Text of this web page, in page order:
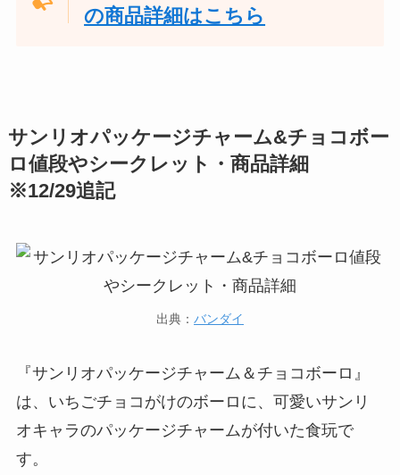
の商品詳細はこちら
サンリオパッケージチャーム&チョコボー
ロ値段やシークレット・商品詳細
※12/29追記
出典： バンダイ
『サンリオパッケージチャーム＆チョコボーロ』
は、いちごチョコがけのボーロに、可愛いサンリ
オキャラのパッケージチャームが付いた食玩で
す。